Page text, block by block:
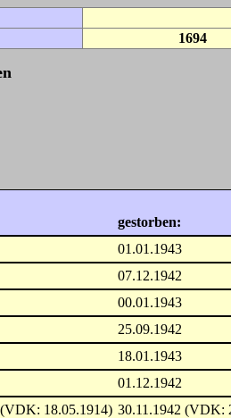
1694
gestorben:
01.01.1943
07.12.1942
00.01.1943
25.09.1942
18.01.1943
01.12.1942
18.05.1914) 30.11.1942 (VDK: